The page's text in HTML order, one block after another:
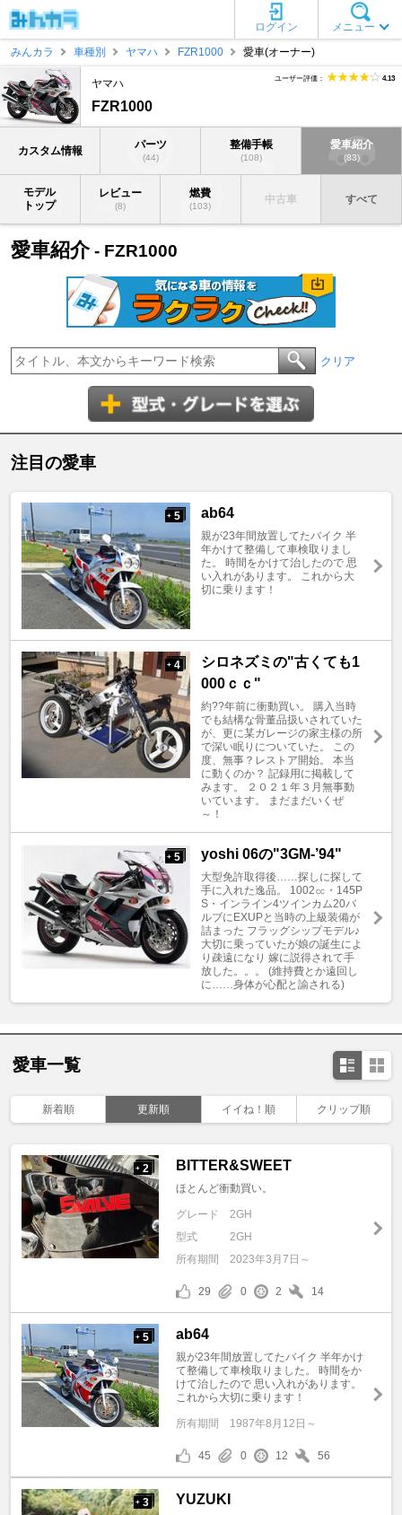
メニュー
ログイン
みんカラ
車種別 ヤマハ FZR1000 愛車(オーナー)
ヤマハ
FZR1000
ユーザー評価： 4.13
カスタム情報 パーツ
(44)
整備手帳
(108)
愛車紹介
(83)
モデル
トップ
レビュー
(8)
燃費
(103)
中古車 すべて
愛車紹介- FZR1000
クリア
注目の愛車
+ 5 ab64
親が23年間放置してたバイク 半
年かけて整備して車検取りまし
た。 時間をかけて治したので 思
い入れがあります。 これから大
切に乗ります！
+ 4
シロネズミの"古くても1
000ｃｃ"
約??年前に衝動買い。 購入当時
でも結構な骨董品扱いされていた
が、更に某ガレージの家主様の所
で深い眠りについていた。 この
度、無事？レストア開始。 本当
に動くのか？ 記録用に掲載して
みます。 ２０２１年３月無事動
いています。 まだまだいくぜ
～！
+ 5 yoshi 06の"3GM-’94"
大型免許取得後……探しに探して
手に入れた逸品。 1002㏄・145P
S・インライン4ツインカム20バ
ルブにEXUPと当時の上級装備が
詰まった フラッグシップモデル♪
大切に乗っていたが娘の誕生によ
り疎遠になり 嫁に説得されて手
放した。。。 (維持費とか遠回し
に……身体が心配と諭される)
愛車一覧
新着順 更新順 イイね！順 クリップ順
+ 2 BITTER&SWEET
ほとんど衝動買い。
グレード
2GH
型式
2GH
所有期間
2023年3月7日～
29 0 2 14
+ 5 ab64
親が23年間放置してたバイク 半年かけ
て整備して車検取りました。 時間をか
けて治したので 思い入れがあります。
これから大切に乗ります！
所有期間 1987年8月12日～
45 0 12 56
+ 3 YUZUKI